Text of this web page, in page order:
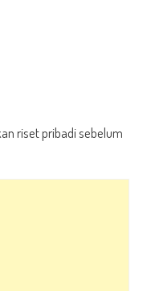
riset pribadi sebelum